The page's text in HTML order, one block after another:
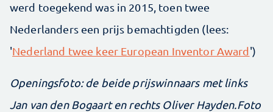
werd toegekend was in 2015, toen twee
Nederlanders een prijs bemachtigden (lees:
'Nederland twee keer European Inventor Award')
Openingsfoto: de beide prijswinnaars met links
Jan van den Bogaart en rechts Oliver Hayden.Foto